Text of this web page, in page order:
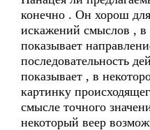
конечно . Он хорош
искажений смыслов , в
показывает
последовательность
показывает , в
картинку
смысле точного
некоторый веер